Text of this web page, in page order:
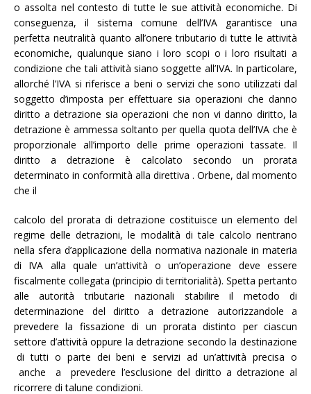
o assolta nel contesto di tutte le sue attività economiche. Di
conseguenza, il sistema comune dell’IVA garantisce una
perfetta neutralità quanto all’onere tributario di tutte le attività
economiche, qualunque siano i loro scopi o i loro risultati a
condizione che tali attività siano soggette all’IVA. In particolare,
allorché l’IVA si riferisce a beni o servizi che sono utilizzati dal
soggetto d’imposta per effettuare sia operazioni che danno
diritto a detrazione sia operazioni che non vi danno diritto, la
detrazione è ammessa soltanto per quella quota dell’IVA che è
proporzionale all’importo delle prime operazioni tassate. Il
diritto a detrazione è calcolato secondo un prorata
determinato in conformità alla direttiva . Orbene, dal momento
che il
calcolo del prorata di detrazione costituisce un elemento del
regime delle detrazioni, le modalità di tale calcolo rientrano
nella sfera d’applicazione della normativa nazionale in materia
di IVA alla quale un’attività o un’operazione deve essere
fiscalmente collegata (principio di territorialità). Spetta pertanto
alle autorità tributarie nazionali stabilire il metodo di
determinazione del diritto a detrazione autorizzandole a
prevedere la fissazione di un prorata distinto per ciascun
settore d’attività oppure la detrazione secondo la destinazione
di tutti o parte dei beni e servizi ad un’attività precisa o
anche a prevedere l’esclusione del diritto a detrazione al
ricorrere di talune condizioni.